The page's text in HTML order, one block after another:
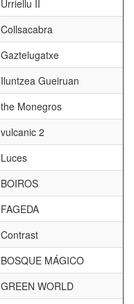
Urriellu II
Collsacabra
Gaztelugatxe
Iluntzea Gueiruan
the Monegros
vulcanic 2
Luces
BOIROS
FAGEDA
Contrast
BOSQUE MÁGICO
GREEN WORLD